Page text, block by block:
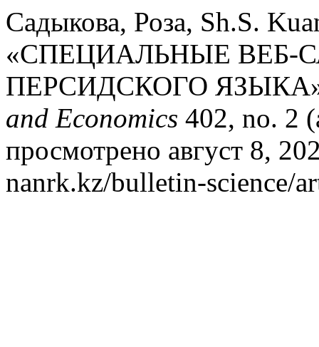
Садыкова, Роза, Sh.S.
«СПЕЦИАЛЬНЫЕ ВЕБ-
ПЕРСИДСКОГО
and Economics 402, no. 2
просмотрено август 8,
nanrk.kz/bulletin-science/